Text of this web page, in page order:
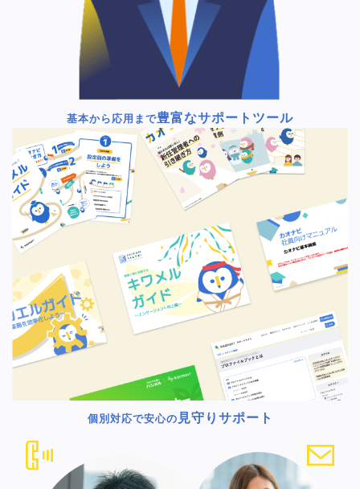
基本から応用まで豊富なサポートツール
個別対応で安心の 見守りサポート